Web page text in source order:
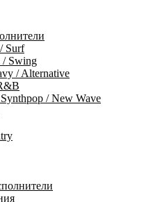
Surf
/ Swing
/ Alternative
/ New Wave